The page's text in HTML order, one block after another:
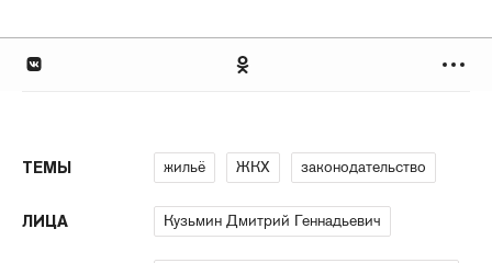
ТЕМЫ жильё ЖКХ законодательство
ЛИЦА Кузьмин Дмитрий Геннадьевич